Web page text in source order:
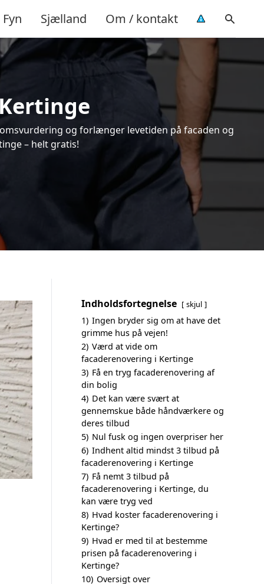
Fyn Sjælland Om / kontakt
og forlænger levetiden på facaden og
– helt gratis!
Indholdsfortegnelse skjul
1) Ingen bryder sig om at have det
grimme hus på vejen!
2) Værd at vide om
facaderenovering i Kertinge
3) Få en tryg facaderenovering af
din bolig
4) Det kan være svært at
gennemskue både håndværkere og
deres tilbud
5) Nul fusk og ingen overpriser her
6) Indhent altid mindst 3 tilbud på
facaderenovering i Kertinge
7) Få nemt 3 tilbud på
facaderenovering i Kertinge, du
kan være tryg ved
8) Hvad koster facaderenovering i
Kertinge?
9) Hvad er med til at bestemme
prisen på facaderenovering i
Kertinge?
10) Oversigt over